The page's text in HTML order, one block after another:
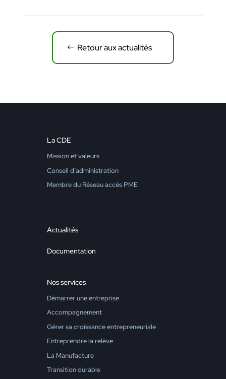
Retour aux actualités
La CDE
Mission et valeurs
Conseil d’administration
Membre du Réseau accès PME
Actualités
Documentation
Nos services
Démarrer une entreprise
Accompagnement
Gérer sa croissance entrepreneuriale
Entreprendre la relève
La Manufacture
Transition durable